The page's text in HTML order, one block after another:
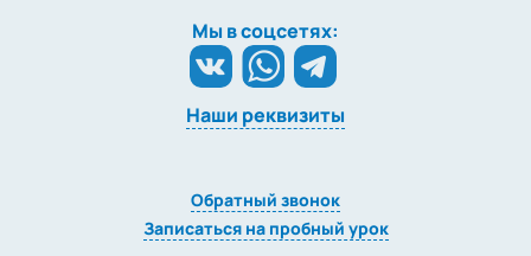
Мы в соцсетях:
Наши реквизиты
Обратный звонок
Записаться на пробный урок